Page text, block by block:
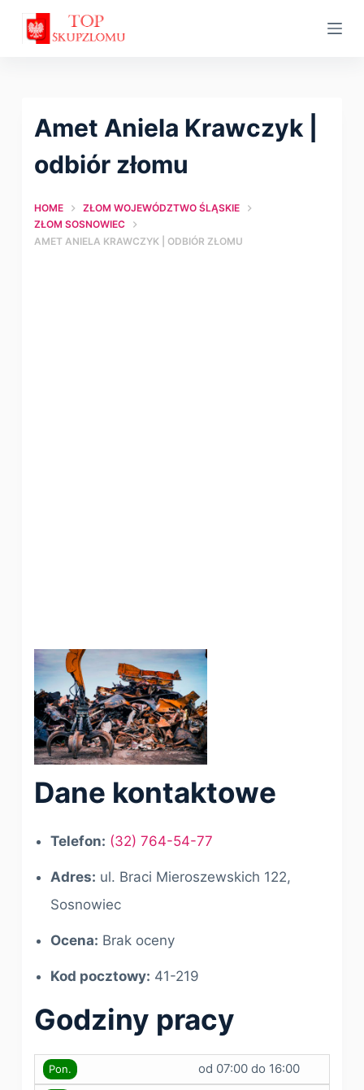
Amet Aniela Krawczyk |
оdbiór złomu
HOME
ZŁOM WOJEWÓDZTWO ŚLĄSKIE
ZŁOM SOSNOWIEC
AMET ANIELA KRAWCZYK | ОDBIÓR ZŁOMU
Dane kontaktowe
Telefon: (32) 764-54-77
Adres: ul. Braci Mieroszewskich 122,
Sosnowiec
Ocena: Brak oceny
Kod pocztowy: 41-219
Godziny pracy
Pon. od 07:00 do 16:00